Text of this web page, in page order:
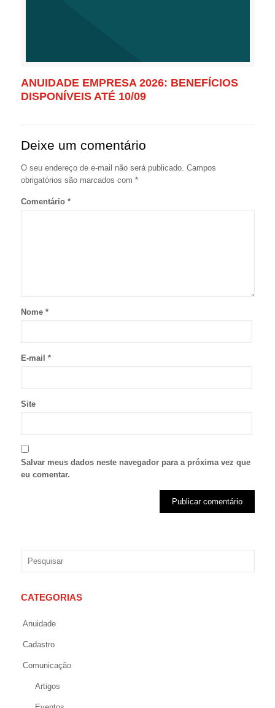
ANUIDADE EMPRESA 2026: BENEFÍCIOS
DISPONÍVEIS ATÉ 10/09
Deixe um comentário
O seu endereço de e-mail não será publicado. Campos
obrigatórios são marcados com *
Comentário *
Nome *
E-mail *
Site
Salvar meus dados neste navegador para a próxima vez que
eu comentar.
CATEGORIAS
Anuidade
Cadastro
Comunicação
Artigos